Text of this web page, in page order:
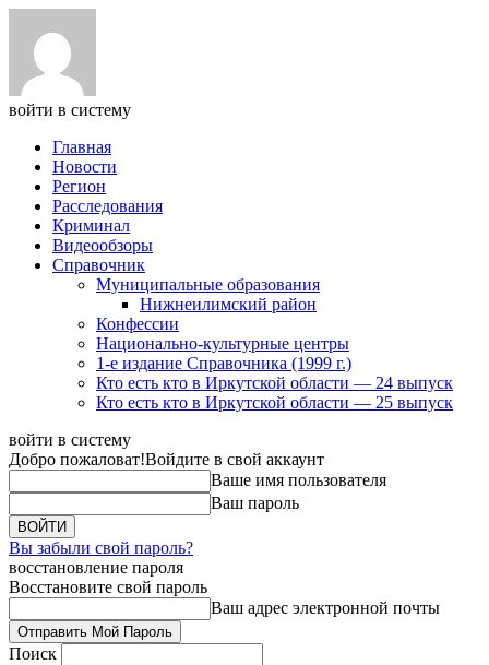
войти в систему
Главная
Новости
Регион
Расследования
Криминал
Видеообзоры
Справочник
Муниципальные образования
Нижнеилимский район
Конфессии
Национально-культурные центры
1-е издание Справочника (1999 г.)
Кто есть кто в Иркутской области — 24 выпуск
Кто есть кто в Иркутской области — 25 выпуск
войти в систему
Добро пожаловат!Войдите в свой аккаунт
Ваше имя пользователя
Ваш пароль
Вы забыли свой пароль?
восстановление пароля
Восстановите свой пароль
Ваш адрес электронной почты
Поиск